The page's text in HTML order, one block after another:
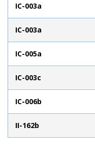
IC-003a
IC-003a
IC-005a
IC-003c
IC-006b
II-162b